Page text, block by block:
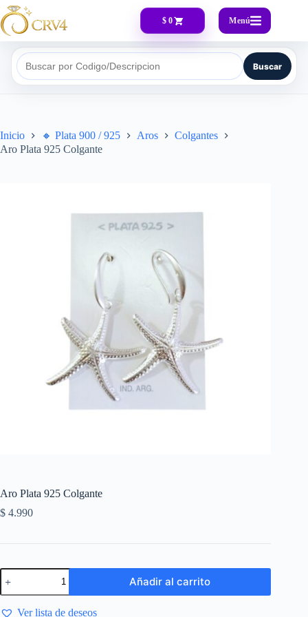
$ 0 Menú
Buscar por Codigo/Descripcion Buscar
Inicio 🔸​ Plata 900 / 925 Aros
Colgantes
Aro Plata 925 Colgante
Aro Plata 925 Colgante
$ 4.990
Añadir al carrito
Ver lista de deseos